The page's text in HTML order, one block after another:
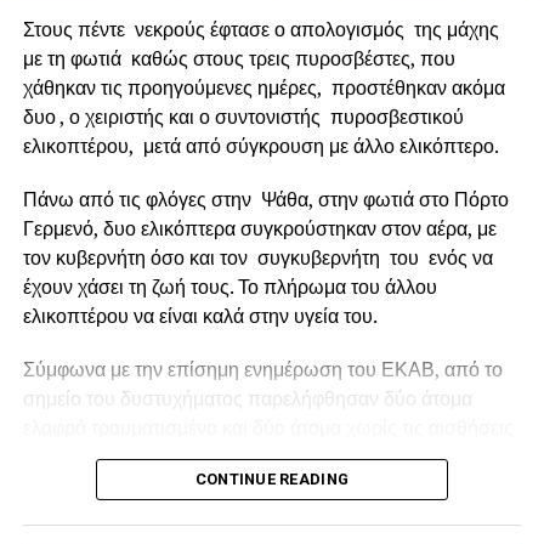
Ο Δήμαρχος Ναυπακτίας κ.Βασίλης Γκίζαςδήλωσε
σχετικά: «Η Παράκαμψη του Κάστρου Ναυπάκτου
την εικόνα και την προοπτική της πόλης μας. Με την
εξασφάλιση της χρηματοδότησης και τη διαμόρφωση του
αναγκαίου θεσμικού πλαισίου, περνάμε πλέον στο
Στους πέντε νεκρούς έφτασε ο απολογισμός της μάχης
με τη φωτιά καθώς στους τρεις πυροσβέστες, που
χάθηκαν τις προηγούμενες ημέρες, προστέθηκαν ακόμα
δυο , ο χειριστής και ο συντονιστής πυροσβεστικού
ελικοπτέρου, μετά από σύγκρουση με άλλο ελικόπτερο.
Πάνω από τις φλόγες στην Ψάθα, στην φωτιά στο Πόρτο
Γερμενό, δυο ελικόπτερα συγκρούστηκαν στον αέρα, με
τον κυβερνήτη όσο και τον συγκυβερνήτη του ενός να
έχουν χάσει τη ζωή τους. Το πλήρωμα του άλλου
ελικοπτέρου να είναι καλά στην υγεία του.
Σύμφωνα με την επίσημη ενημέρωση του ΕΚΑΒ, από το
σημείο του δυστυχήματος παρελήφθησαν δύο άτομα
τους. Και οι τέσσερις διακομίστηκαν στο 251 Γενικό
Νοσοκομείο Αεροπορίας (251 ΓΝΑ).
CONTINUE READING